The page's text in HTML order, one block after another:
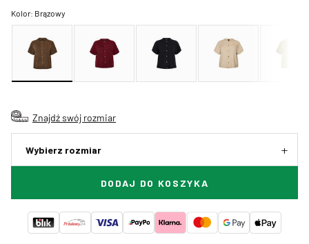
Kolor: Brązowy
Znajdź swój rozmiar
Wybierz rozmiar
DODAJ DO KOSZYKA